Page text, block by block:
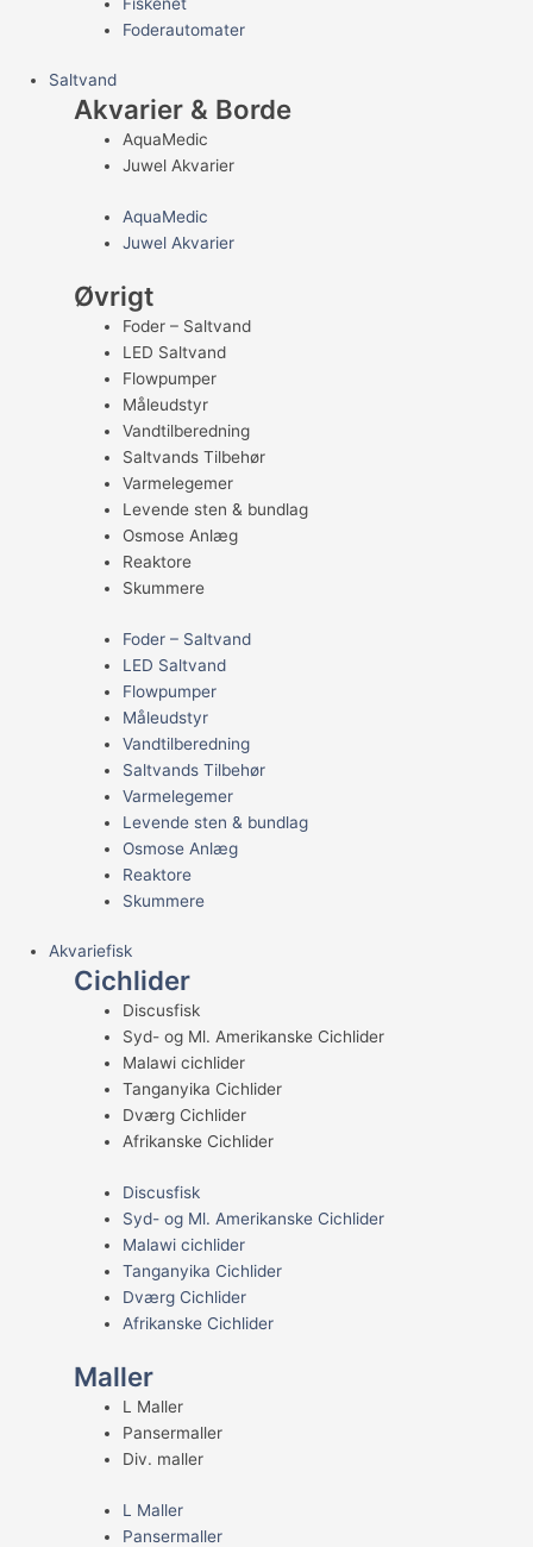
Foderautomater
Saltvand
Akvarier & Borde
AquaMedic
Juwel Akvarier
AquaMedic
Juwel Akvarier
Øvrigt
Foder – Saltvand
LED Saltvand
Flowpumper
Måleudstyr
Vandtilberedning
Saltvands Tilbehør
Varmelegemer
Levende sten & bundlag
Osmose Anlæg
Reaktore
Skummere
Foder – Saltvand
LED Saltvand
Flowpumper
Måleudstyr
Vandtilberedning
Saltvands Tilbehør
Varmelegemer
Levende sten & bundlag
Osmose Anlæg
Reaktore
Skummere
Akvariefisk
Cichlider
Discusfisk
Syd- og Ml. Amerikanske Cichlider
Malawi cichlider
Tanganyika Cichlider
Dværg Cichlider
Afrikanske Cichlider
Discusfisk
Syd- og Ml. Amerikanske Cichlider
Malawi cichlider
Tanganyika Cichlider
Dværg Cichlider
Afrikanske Cichlider
Maller
L Maller
Pansermaller
Div. maller
L Maller
Pansermaller